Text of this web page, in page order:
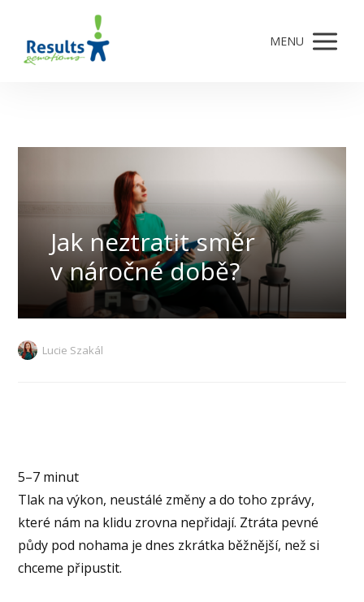
MENU
Jak neztratit směr
v náročné době?
Lucie Szakál
5–7 minut
Tlak na výkon, neustálé změny a do toho zprávy,
které nám na klidu zrovna nepřidají. Ztráta pevné
půdy pod nohama je dnes zkrátka běžnější, než si
chceme připustit.